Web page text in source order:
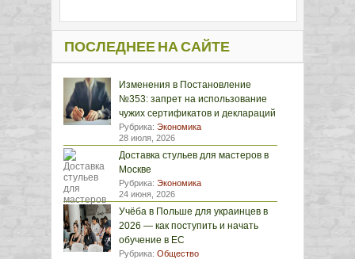
ПОСЛЕДНЕЕ НА САЙТЕ
Изменения в Постановление
№353: запрет на использование
чужих сертификатов и деклараций
Рубрика: Экономика
28 июля, 2026
Доставка стульев для мастеров в
Москве
Рубрика: Экономика
24 июня, 2026
Учёба в Польше для украинцев в
2026 — как поступить и начать
обучение в ЕС
Рубрика: Общество